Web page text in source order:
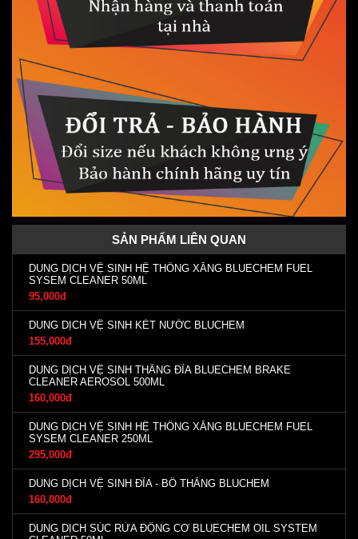
SẢN PHẨM LIÊN QUAN
DUNG DỊCH VỆ SINH HỆ THỐNG XĂNG BLUECHEM FUEL
SYSEM CLEANER 50ML
95,000đ
DUNG DỊCH VỆ SINH KÉT NƯỚC BLUCHEM
155,000đ
DUNG DỊCH VỆ SINH THẮNG ĐĨA BLUECHEM BRAKE
CLEANER AEROSOL 500ML
160,000đ
DUNG DỊCH VỆ SINH HỆ THỐNG XĂNG BLUECHEM FUEL
SYSEM CLEANER 250ML
295,000đ
DUNG DỊCH VỆ SINH ĐĨA - BỐ THẮNG BLUCHEM
160,000đ
DUNG DỊCH SÚC RỬA ĐỘNG CƠ BLUECHEM OIL SYSTEM